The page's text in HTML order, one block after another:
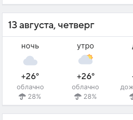
13 августа, четверг
ночь
+26°
облачно
28%
утро
+26°
облачно
28%